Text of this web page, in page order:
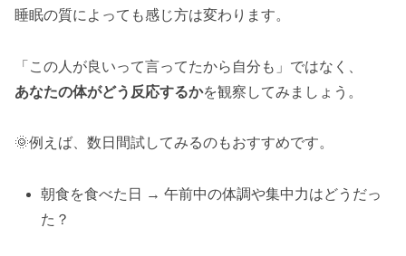
睡眠の質によっても感じ方は変わります。
「この人が良いって言ってたから自分も」ではなく、
あなたの体がどう反応するかを観察してみましょう。
🌞例えば、数日間試してみるのもおすすめです。
朝食を食べた日 → 午前中の体調や集中力はどうだっ
た？